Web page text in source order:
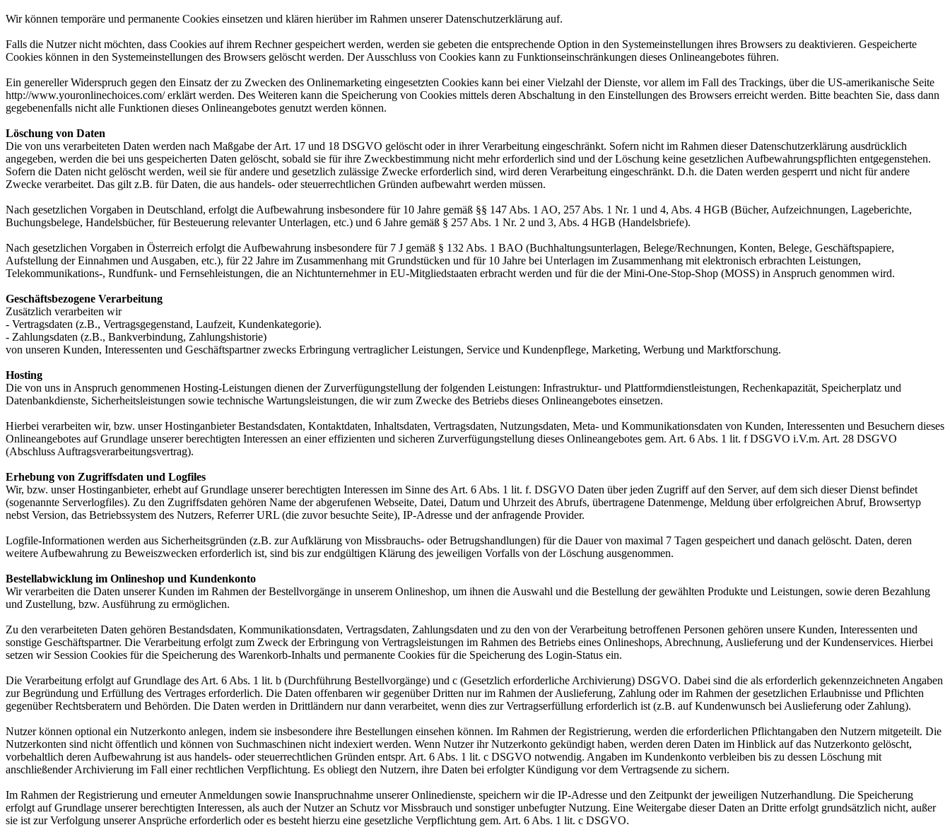
Wir können temporäre und permanente Cookies einsetzen und klären hierüber im Rahmen unserer Datenschutzerklärung auf.
Falls die Nutzer nicht möchten, dass Cookies auf ihrem Rechner gespeichert werden, werden sie gebeten die entsprechende Option in den Systemeinstellungen ihres Browsers zu deaktivieren. Gespeicherte
Cookies können in den Systemeinstellungen des Browsers gelöscht werden. Der Ausschluss von Cookies kann zu Funktionseinschränkungen dieses Onlineangebotes führen.
Ein genereller Widerspruch gegen den Einsatz der zu Zwecken des Onlinemarketing eingesetzten Cookies kann bei einer Vielzahl der Dienste, vor allem im Fall des Trackings, über die US-amerikanische Seite
http://www.youronlinechoices.com/ erklärt werden. Des Weiteren kann die Speicherung von Cookies mittels deren Abschaltung in den Einstellungen des Browsers erreicht werden. Bitte beachten Sie, dass dann
gegebenenfalls nicht alle Funktionen dieses Onlineangebotes genutzt werden können.
Löschung von Daten
Die von uns verarbeiteten Daten werden nach Maßgabe der Art. 17 und 18 DSGVO gelöscht oder in ihrer Verarbeitung eingeschränkt. Sofern nicht im Rahmen dieser Datenschutzerklärung ausdrücklich
angegeben, werden die bei uns gespeicherten Daten gelöscht, sobald sie für ihre Zweckbestimmung nicht mehr erforderlich sind und der Löschung keine gesetzlichen Aufbewahrungspflichten entgegenstehen.
Sofern die Daten nicht gelöscht werden, weil sie für andere und gesetzlich zulässige Zwecke erforderlich sind, wird deren Verarbeitung eingeschränkt. D.h. die Daten werden gesperrt und nicht für andere
Zwecke verarbeitet. Das gilt z.B. für Daten, die aus handels- oder steuerrechtlichen Gründen aufbewahrt werden müssen.
Nach gesetzlichen Vorgaben in Deutschland, erfolgt die Aufbewahrung insbesondere für 10 Jahre gemäß §§ 147 Abs. 1 AO, 257 Abs. 1 Nr. 1 und 4, Abs. 4 HGB (Bücher, Aufzeichnungen, Lageberichte,
Buchungsbelege, Handelsbücher, für Besteuerung relevanter Unterlagen, etc.) und 6 Jahre gemäß § 257 Abs. 1 Nr. 2 und 3, Abs. 4 HGB (Handelsbriefe).
Nach gesetzlichen Vorgaben in Österreich erfolgt die Aufbewahrung insbesondere für 7 J gemäß § 132 Abs. 1 BAO (Buchhaltungsunterlagen, Belege/Rechnungen, Konten, Belege, Geschäftspapiere,
Aufstellung der Einnahmen und Ausgaben, etc.), für 22 Jahre im Zusammenhang mit Grundstücken und für 10 Jahre bei Unterlagen im Zusammenhang mit elektronisch erbrachten Leistungen,
Telekommunikations-, Rundfunk- und Fernsehleistungen, die an Nichtunternehmer in EU-Mitgliedstaaten erbracht werden und für die der Mini-One-Stop-Shop (MOSS) in Anspruch genommen wird.
Geschäftsbezogene Verarbeitung
Zusätzlich verarbeiten wir
- Vertragsdaten (z.B., Vertragsgegenstand, Laufzeit, Kundenkategorie).
- Zahlungsdaten (z.B., Bankverbindung, Zahlungshistorie)
von unseren Kunden, Interessenten und Geschäftspartner zwecks Erbringung vertraglicher Leistungen, Service und Kundenpflege, Marketing, Werbung und Marktforschung.
Hosting
Die von uns in Anspruch genommenen Hosting-Leistungen dienen der Zurverfügungstellung der folgenden Leistungen: Infrastruktur- und Plattformdienstleistungen, Rechenkapazität, Speicherplatz und
Datenbankdienste, Sicherheitsleistungen sowie technische Wartungsleistungen, die wir zum Zwecke des Betriebs dieses Onlineangebotes einsetzen.
Hierbei verarbeiten wir, bzw. unser Hostinganbieter Bestandsdaten, Kontaktdaten, Inhaltsdaten, Vertragsdaten, Nutzungsdaten, Meta- und Kommunikationsdaten von Kunden, Interessenten und Besuchern dieses
Onlineangebotes auf Grundlage unserer berechtigten Interessen an einer effizienten und sicheren Zurverfügungstellung dieses Onlineangebotes gem. Art. 6 Abs. 1 lit. f DSGVO i.V.m. Art. 28 DSGVO
(Abschluss Auftragsverarbeitungsvertrag).
Erhebung von Zugriffsdaten und Logfiles
Wir, bzw. unser Hostinganbieter, erhebt auf Grundlage unserer berechtigten Interessen im Sinne des Art. 6 Abs. 1 lit. f. DSGVO Daten über jeden Zugriff auf den Server, auf dem sich dieser Dienst befindet
(sogenannte Serverlogfiles). Zu den Zugriffsdaten gehören Name der abgerufenen Webseite, Datei, Datum und Uhrzeit des Abrufs, übertragene Datenmenge, Meldung über erfolgreichen Abruf, Browsertyp
nebst Version, das Betriebssystem des Nutzers, Referrer URL (die zuvor besuchte Seite), IP-Adresse und der anfragende Provider.
Logfile-Informationen werden aus Sicherheitsgründen (z.B. zur Aufklärung von Missbrauchs- oder Betrugshandlungen) für die Dauer von maximal 7 Tagen gespeichert und danach gelöscht. Daten, deren
weitere Aufbewahrung zu Beweiszwecken erforderlich ist, sind bis zur endgültigen Klärung des jeweiligen Vorfalls von der Löschung ausgenommen.
Bestellabwicklung im Onlineshop und Kundenkonto
Wir verarbeiten die Daten unserer Kunden im Rahmen der Bestellvorgänge in unserem Onlineshop, um ihnen die Auswahl und die Bestellung der gewählten Produkte und Leistungen, sowie deren Bezahlung
und Zustellung, bzw. Ausführung zu ermöglichen.
Zu den verarbeiteten Daten gehören Bestandsdaten, Kommunikationsdaten, Vertragsdaten, Zahlungsdaten und zu den von der Verarbeitung betroffenen Personen gehören unsere Kunden, Interessenten und
sonstige Geschäftspartner. Die Verarbeitung erfolgt zum Zweck der Erbringung von Vertragsleistungen im Rahmen des Betriebs eines Onlineshops, Abrechnung, Auslieferung und der Kundenservices. Hierbei
setzen wir Session Cookies für die Speicherung des Warenkorb-Inhalts und permanente Cookies für die Speicherung des Login-Status ein.
Die Verarbeitung erfolgt auf Grundlage des Art. 6 Abs. 1 lit. b (Durchführung Bestellvorgänge) und c (Gesetzlich erforderliche Archivierung) DSGVO. Dabei sind die als erforderlich gekennzeichneten Angaben
zur Begründung und Erfüllung des Vertrages erforderlich. Die Daten offenbaren wir gegenüber Dritten nur im Rahmen der Auslieferung, Zahlung oder im Rahmen der gesetzlichen Erlaubnisse und Pflichten
gegenüber Rechtsberatern und Behörden. Die Daten werden in Drittländern nur dann verarbeitet, wenn dies zur Vertragserfüllung erforderlich ist (z.B. auf Kundenwunsch bei Auslieferung oder Zahlung).
Nutzer können optional ein Nutzerkonto anlegen, indem sie insbesondere ihre Bestellungen einsehen können. Im Rahmen der Registrierung, werden die erforderlichen Pflichtangaben den Nutzern mitgeteilt. Die
Nutzerkonten sind nicht öffentlich und können von Suchmaschinen nicht indexiert werden. Wenn Nutzer ihr Nutzerkonto gekündigt haben, werden deren Daten im Hinblick auf das Nutzerkonto gelöscht,
vorbehaltlich deren Aufbewahrung ist aus handels- oder steuerrechtlichen Gründen entspr. Art. 6 Abs. 1 lit. c DSGVO notwendig. Angaben im Kundenkonto verbleiben bis zu dessen Löschung mit
anschließender Archivierung im Fall einer rechtlichen Verpflichtung. Es obliegt den Nutzern, ihre Daten bei erfolgter Kündigung vor dem Vertragsende zu sichern.
Im Rahmen der Registrierung und erneuter Anmeldungen sowie Inanspruchnahme unserer Onlinedienste, speichern wir die IP-Adresse und den Zeitpunkt der jeweiligen Nutzerhandlung. Die Speicherung
erfolgt auf Grundlage unserer berechtigten Interessen, als auch der Nutzer an Schutz vor Missbrauch und sonstiger unbefugter Nutzung. Eine Weitergabe dieser Daten an Dritte erfolgt grundsätzlich nicht, außer
sie ist zur Verfolgung unserer Ansprüche erforderlich oder es besteht hierzu eine gesetzliche Verpflichtung gem. Art. 6 Abs. 1 lit. c DSGVO.